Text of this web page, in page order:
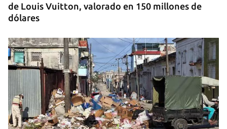
de Louis Vuitton, valorado en 150 millones de
dólares